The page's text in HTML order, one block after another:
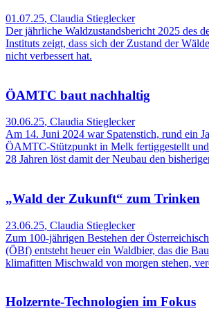
01.07.25, Claudia Stieglecker
Der jährliche Waldzustandsbericht 2025 des
Instituts zeigt, dass sich der Zustand der
nicht verbessert hat.
ÖAMTC baut nachhaltig
30.06.25, Claudia Stieglecker
Am 14. Juni 2024 war Spatenstich, rund ein
ÖAMTC-Stützpunkt in Melk fertiggestellt
28 Jahren löst damit der Neubau den
„Wald der Zukunft“ zum Trinken
23.06.25, Claudia Stieglecker
Zum 100-jährigen Bestehen der
(ÖBf) entsteht heuer ein Waldbier, das die
klimafitten Mischwald von morgen stehen,
Holzernte-Technologien im Fokus